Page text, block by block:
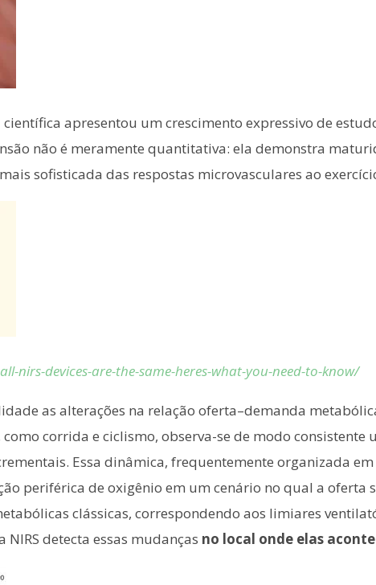
apresentou um crescimento expressivo de
não é meramente quantitativa: ela demonstra
sofisticada das respostas microvasculares ao
nirs-devices-are-the-same-heres-what-you-need-to-know/
as alterações na relação oferta–demanda
corrida e ciclismo, observa-se de modo consistente
Essa dinâmica, frequentemente organizada
periférica de oxigênio em um cenário no qual a oferta
clássicas, correspondendo aos limiares
detecta essas mudanças no local onde elas